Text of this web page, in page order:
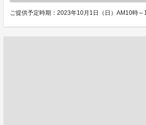
ご提供予定時期：2023年10月1日（日）AM10時～